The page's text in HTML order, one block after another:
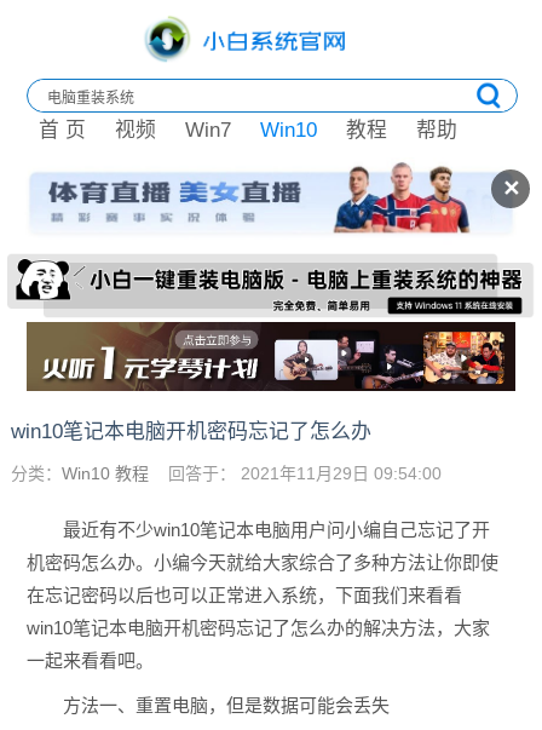
✕
首 页 视频 Win7 Win10 教程 帮助
win10笔记本电脑开机密码忘记了怎么办
分类： Win10 教程 回答于： 2021年11月29日 09:54:00
最近有不少win10笔记本电脑用户问小编自己忘记了开
机密码怎么办。小编今天就给大家综合了多种方法让你即使
在忘记密码以后也可以正常进入系统，下面我们来看看
win10笔记本电脑开机密码忘记了怎么办的解决方法，大家
一起来看看吧。
方法一、重置电脑，但是数据可能会丢失